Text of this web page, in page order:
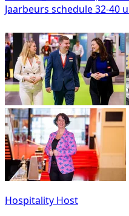
Jaarbeurs schedule32-40
Hospitality Host